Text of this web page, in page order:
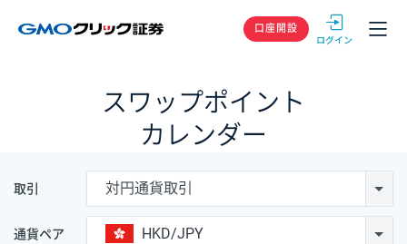
GMOクリック
口座開設
スワップポイント
カレンダー
取引 対円通貨取引
通貨ペア HKD/JPY